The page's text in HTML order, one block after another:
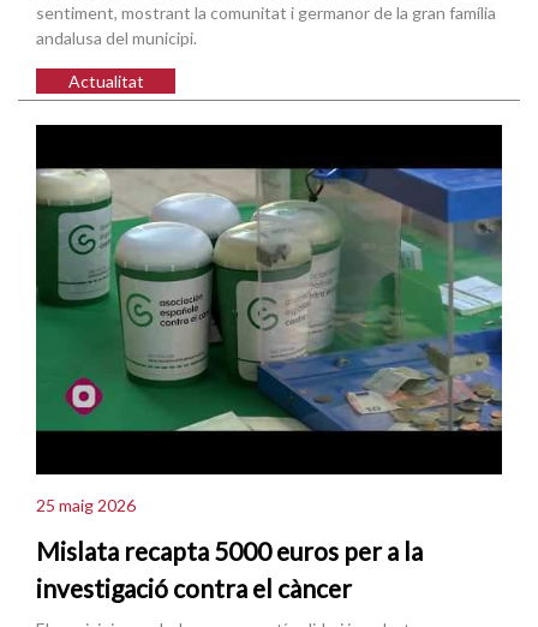
sentiment, mostrant la comunitat i germanor de la gran família
andalusa del municipi.
Actualitat
25 maig 2026
Mislata recapta 5000 euros per a la
investigació contra el càncer